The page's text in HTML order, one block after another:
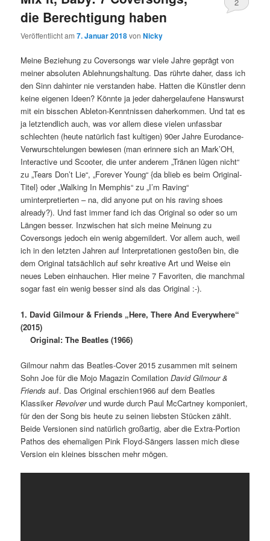
die Berechtigung haben
Veröffentlicht am7. Januar 2018vonNicky
2
Meine Beziehung zu Coversongs war viele Jahre geprägt von
meiner absoluten Ablehnungshaltung. Das rührte daher, dass ich
den Sinn dahinter nie verstanden habe. Hatten die Künstler denn
keine eigenen Ideen? Könnte ja jeder dahergelaufene Hanswurst
mit ein bisschen Ableton-Kenntnissen daherkommen. Und tat es
ja letztendlich auch, was vor allem diese vielen unfassbar
schlechten (heute natürlich fast kultigen) 90er Jahre Eurodance-
Verwurschtelungen bewiesen (man erinnere sich an Mark’OH,
Interactive und Scooter, die unter anderem „Tränen lügen nicht“
zu „Tears Don’t Lie“, „Forever Young“ {da blieb es beim Original-
Titel} oder „Walking In Memphis“ zu „I’m Raving“
uminterpretierten – na, did anyone put on his raving shoes
already?). Und fast immer fand ich das Original so oder so um
Längen besser. Inzwischen hat sich meine Meinung zu
Coversongs jedoch ein wenig abgemildert. Vor allem auch, weil
ich in den letzten Jahren auf Interpretationen gestoßen bin, die
dem Original tatsächlich auf sehr kreative Art und Weise ein
neues Leben einhauchen. Hier meine 7 Favoriten, die manchmal
sogar fast ein wenig besser sind als das Original :-).
1. David Gilmour & Friends „Here, There And Everywhere“
(2015)
Original: The Beatles (1966)
Gilmour nahmdas Beatles-Cover 2015 zusammen mit seinem
Sohn Joe für die Mojo Magazin ComilationDavid Gilmour &
Friends auf. Das Original erschien1966 auf dem Beatles
KlassikerRevolverund wurde durch Paul McCartney komponiert,
für den der Song bis heute zu seinen liebsten Stücken zählt.
Beide Versionen sind natürlich großartig, aber die Extra-Portion
Pathos des ehemaligen Pink Floyd-Sängers lassen mich diese
Version ein kleines bisschen mehr mögen.